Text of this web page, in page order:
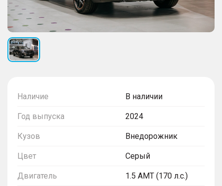
Наличие В наличии
Год выпуска 2024
Кузов Внедорожник
Цвет Серый
Двигатель 1.5 AMT (170 л.с.)